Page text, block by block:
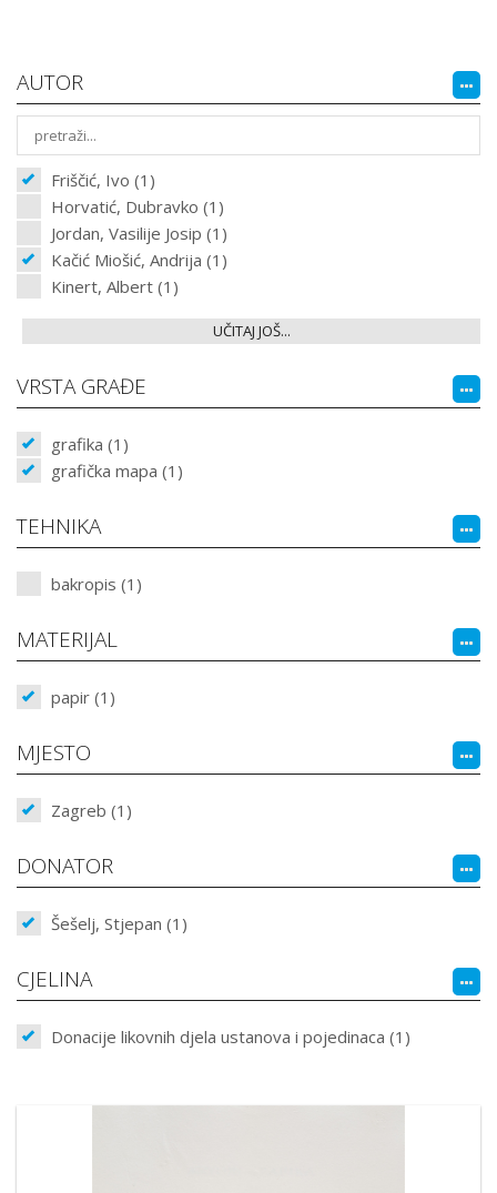
AUTOR
Friščić, Ivo (1)
Horvatić, Dubravko (1)
Jordan, Vasilije Josip (1)
Kačić Miošić, Andrija (1)
Kinert, Albert (1)
UČITAJ JOŠ...
VRSTA GRAĐE
grafika (1)
grafička mapa (1)
TEHNIKA
bakropis (1)
MATERIJAL
papir (1)
MJESTO
Zagreb (1)
DONATOR
Šešelj, Stjepan (1)
CJELINA
Donacije likovnih djela ustanova i pojedinaca (1)